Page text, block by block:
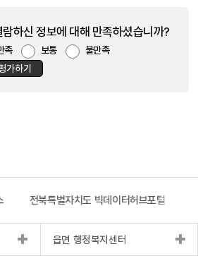
하신 정보에 대해 만족하셨습니까?
족 보통
불만족
가하기
전북특별자치도 빅데이터허브포털
읍면 행정복지센터